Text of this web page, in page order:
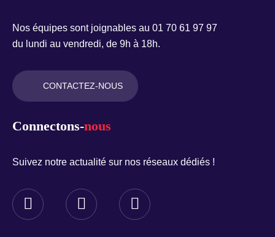
Nos équipes sont joignables au 01 70 61 97 97
du lundi au vendredi, de 9h à 18h.
CONTACTEZ-NOUS
Connectons-nous
Suivez notre actualité sur nos réseaux dédiés !